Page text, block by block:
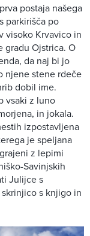
postaja našega
parkirišča po
visoko Krvavico in
gradu Ojstrica. O
da naj bi jo
njene stene rdeče
dobil ime.
vsaki z luno
in jokala.
izpostavljena
je speljana
z lepimi
Savinjskih
Julijce s
s knjigo in